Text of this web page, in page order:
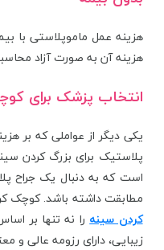
هزینه عمل ماموپلاستی با
هزینه آن به صورت آزاد
انتخاب پزشک برای
یکی دیگر از عواملی که بر
پلاستیک برای بزرگ کردن
است که به دنبال یک جراح
مطابقت داشته باشد. کوچک
كردن سينهرا نه تنها بر
زیبایی، دارای رزومه عالی و